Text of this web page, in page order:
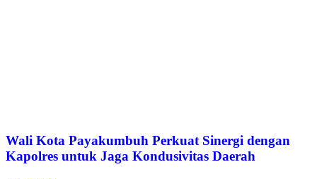
Wali Kota Payakumbuh Perkuat Sinergi dengan
Kapolres untuk Jaga Kondusivitas Daerah